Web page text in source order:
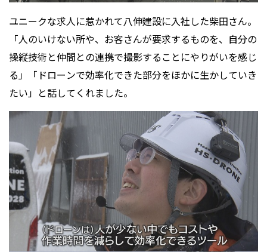
ユニークな求人に惹かれて八伸建設に入社した柴田さん。
「人のいけない所や、お客さんが要求するものを、自分の
操縦技術と仲間との連携で撮影することにやりがいを感じ
る」「ドローンで効率化できた部分をほかに生かしていき
たい」と話してくれました。